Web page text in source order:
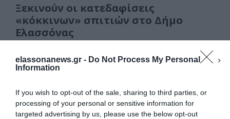
elassonanews.gr - Do Not Process My Personal
Information
If you wish to opt-out of the sale, sharing to third parties, or
processing of your personal or sensitive information for
targeted advertising by us, please use the below opt-out
Ξεκινούν οι κατεδαφίσεις
«κόκκινων» σπιτιών στο Δήμο
Ελασσόνας
Οικονομική Επιτροπή του Δήμου Ελασσόνας οι
σπιτιών από …
F M E Μ